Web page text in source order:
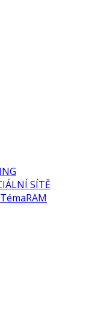
SÍTĚ